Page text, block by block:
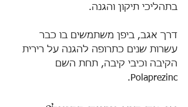
בתהליכי תיקון והגנה.
דרך אגב, ביפן משתמשים בו כבר
עשרות שנים כתרופה להגנה על רירית
הקיבה וכיבי קיבה, תחת השם
Polaprezinc.